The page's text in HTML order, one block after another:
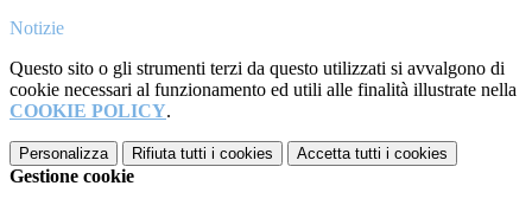
Notizie
Questo sito o gli strumenti terzi da questo utilizzati si avvalgono di
cookie necessari al funzionamento ed utili alle finalità illustrate nella
COOKIE POLICY.
Personalizza Rifiuta tutti i cookies Accetta tutti i cookies
Gestione cookie